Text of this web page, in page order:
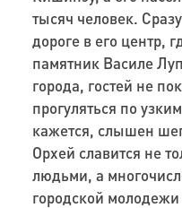
тысяч человек.
дороге в его центр,
памятник Василе
города, гостей не
прогуляться по
кажется, слышен
Орхей славится не
людьми, а
городской молодежи